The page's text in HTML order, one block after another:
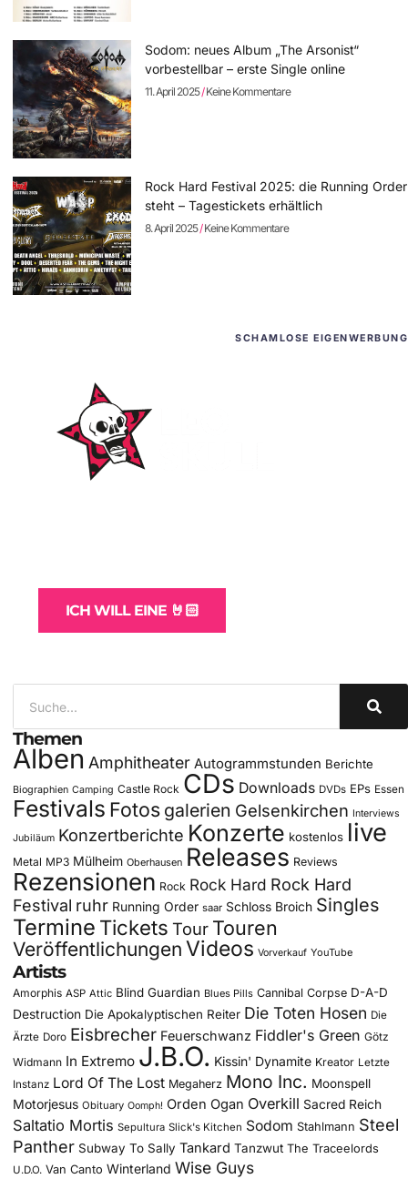
Sodom: neues Album „The Arsonist“
vorbestellbar – erste Single online
11. April 2025 Keine Kommentare
Rock Hard Festival 2025: die Running Order
steht – Tagestickets erhältlich
8. April 2025 Keine Kommentare
SCHAMLOSE EIGENWERBUNG
ICH WILL EINE 🤘🏻
Themen
Alben Amphitheater Autogrammstunden Berichte
Biographien Camping Castle Rock CDs Downloads DVDs EPs Essen
Festivals Fotos galerien Gelsenkirchen Interviews
Jubiläum Konzertberichte Konzerte kostenlos live
Metal MP3 Mülheim Oberhausen Releases Reviews
Rezensionen Rock Rock Hard Rock Hard
Festival ruhr Running Order saar Schloss Broich Singles
Termine Tickets Tour Touren
Veröffentlichungen Videos Vorverkauf YouTube
Artists
Amorphis ASP Attic Blind Guardian Blues Pills Cannibal Corpse D-A-D
Destruction Die Apokalyptischen Reiter Die Toten Hosen Die
Ärzte Doro Eisbrecher Feuerschwanz Fiddler's Green Götz
Widmann In Extremo J.B.O. Kissin' Dynamite Kreator Letzte
Instanz Lord Of The Lost Megaherz Mono Inc. Moonspell
Motorjesus Obituary Oomph! Orden Ogan Overkill Sacred Reich
Saltatio Mortis Sepultura Slick's Kitchen Sodom Stahlmann Steel
Panther Subway To Sally Tankard Tanzwut The Traceelords
U.D.O. Van Canto Winterland Wise Guys